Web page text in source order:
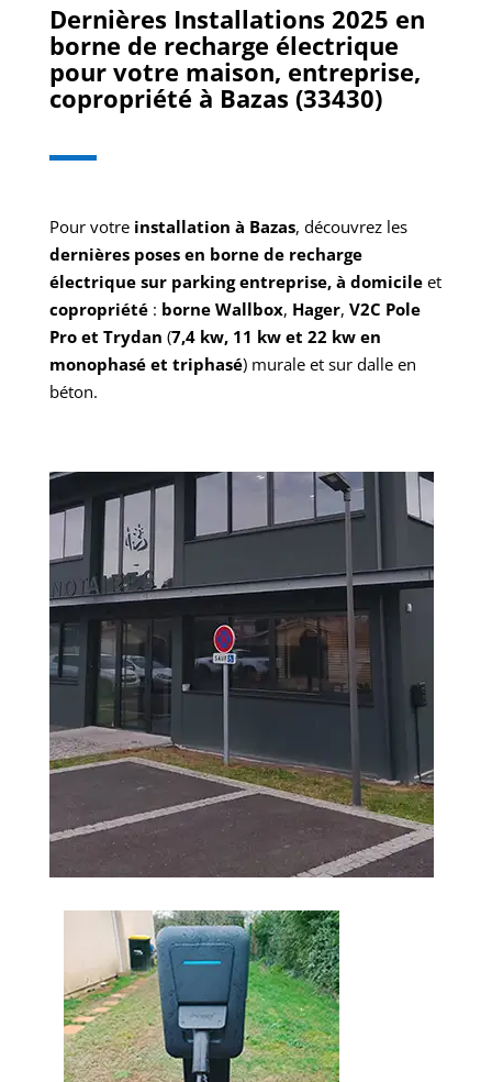
Dernières Installations 2025 en
borne de recharge électrique
pour votre maison, entreprise,
copropriété à Bazas (33430)
Pour votre installation à Bazas, découvrez les
dernières poses en borne de recharge
électrique sur parking entreprise, à domicileet
copropriété: borne Wallbox, Hager, V2C Pole
Pro et Trydan (7,4 kw, 11 kw et 22 kw en
monophasé et triphasé) murale et sur dalle en
béton.